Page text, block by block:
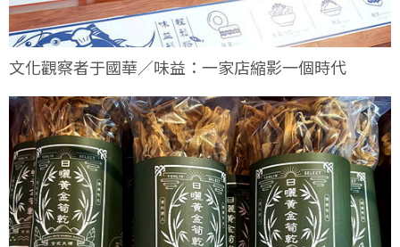
文化觀察者于國華／味益：一家店縮影一個時代